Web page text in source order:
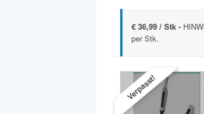
€ 36,99 / Stk -
per Stk.
Verpasst!